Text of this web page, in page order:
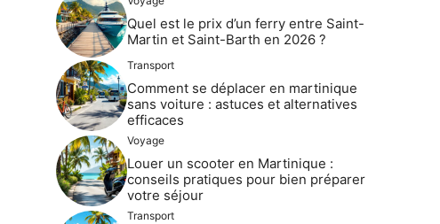
Quel est le prix d’un ferry entre Saint-
Martin et Saint-Barth en 2026 ?
Transport
Comment se déplacer en martinique
sans voiture : astuces et alternatives
efficaces
Voyage
Louer un scooter en Martinique :
conseils pratiques pour bien préparer
votre séjour
Transport